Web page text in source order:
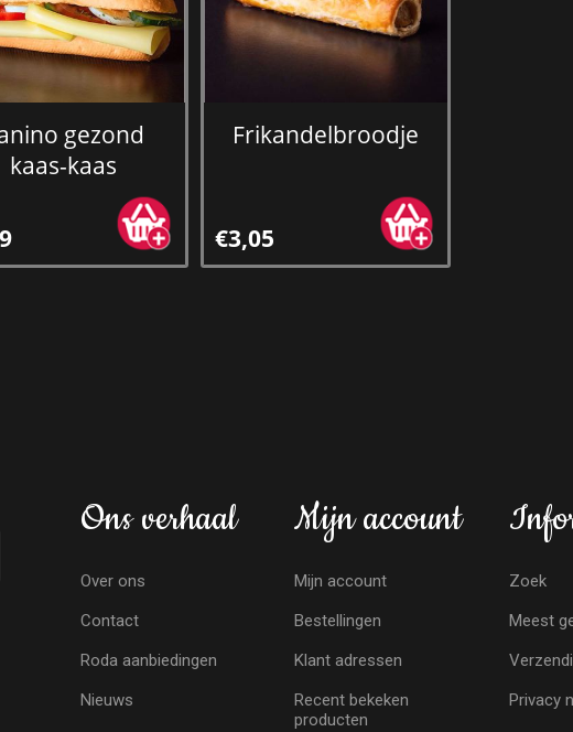
gezond
kaas-kaas
Frikandelbroodje
€3,05
Ons verhaal
Over ons
Contact
Roda aanbiedingen
Nieuws
Mijn account
Mijn account
Bestellingen
Klant adressen
Recent bekeken
producten
Zoek
Meest
Privacy